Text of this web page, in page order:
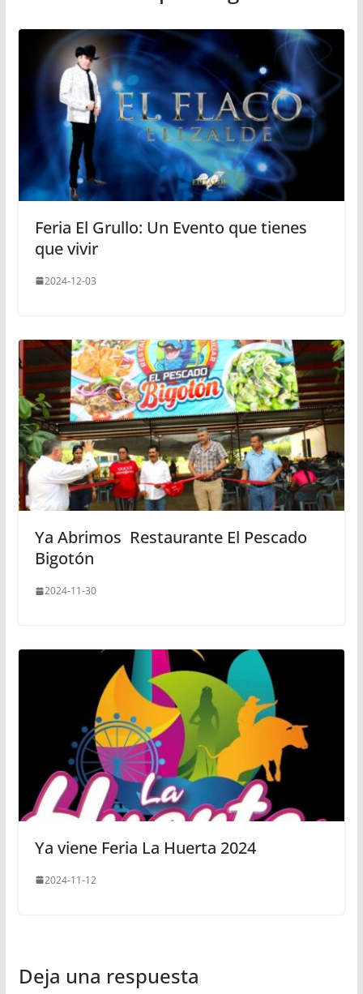
Feria El Grullo: Un Evento que tienes
que vivir
2024-12-03
Ya Abrimos Restaurante El Pescado
Bigotón
2024-11-30
Ya viene Feria La Huerta 2024
2024-11-12
Deja una respuesta